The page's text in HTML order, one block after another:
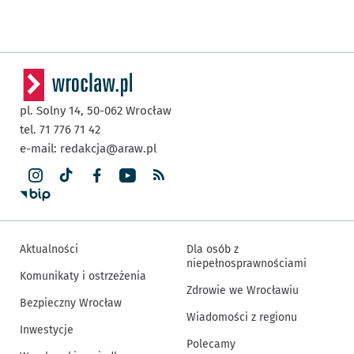
pl. Solny 14, 50-062 Wrocław
tel. 71 776 71 42
e-mail: redakcja@araw.pl
Aktualności
Komunikaty i ostrzeżenia
Bezpieczny Wrocław
Inwestycje
Dla osób z
niepełnosprawnościami
Zdrowie we Wrocławiu
Wiadomości z regionu
Polecamy